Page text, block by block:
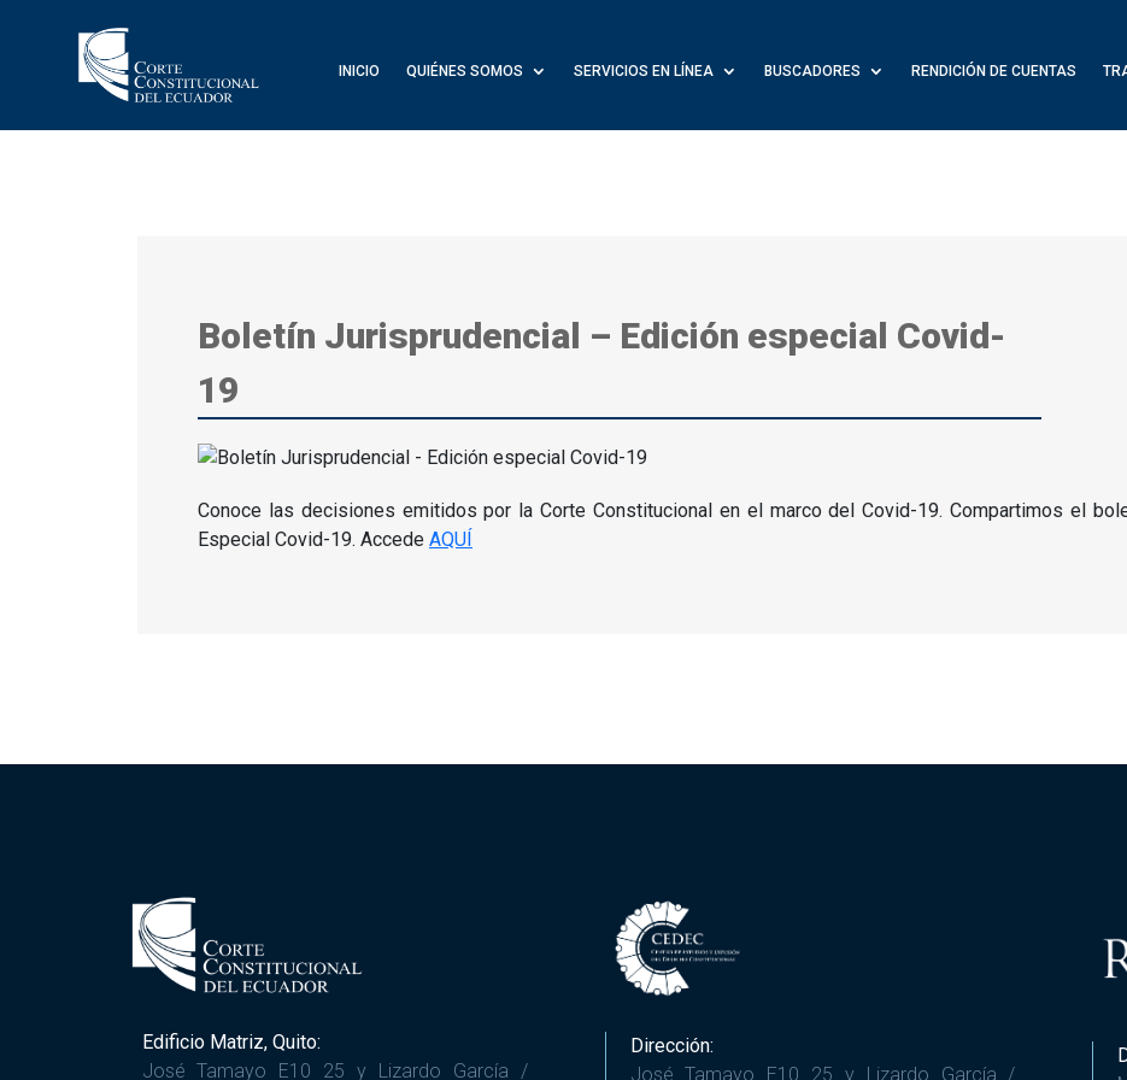
INICIO QUIÉNES SOMOS SERVICIOS EN LÍNEA BUSCADORES RENDICIÓN DE CUENTAS
Boletín Jurisprudencial – Edición especial Covid-
19
Conoce las decisiones emitidos por la Corte Constitucional en el marco del Covid-19.Compartimos el
Especial Covid-19. Accede AQUÍ
Edificio Matriz, Quito:
José Tamayo E10 25 y Lizardo García /
Dirección:
José Tamayo E10 25 y Lizardo García /